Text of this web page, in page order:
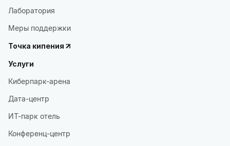
Лаборатория
Меры поддержки
Точка кипения
Услуги
Киберпарк-арена
Дата-центр
ИТ-парк отель
Конференц-центр